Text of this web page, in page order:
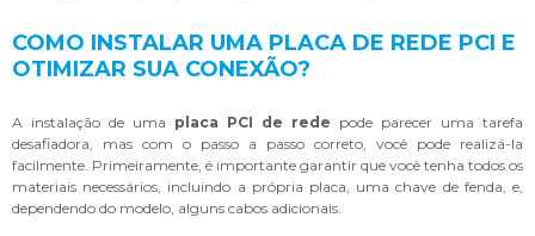
COMO INSTALAR UMA PLACA DE REDE PCI E
OTIMIZAR SUA CONEXÃO?
A instalação de uma placa PCI de rede pode parecer uma tarefa
desafiadora, mas com o passo a passo correto, você pode realizá-la
facilmente. Primeiramente, é importante garantir que você tenha todos os
materiais necessários, incluindo a própria placa, uma chave de fenda, e,
dependendo do modelo, alguns cabos adicionais.